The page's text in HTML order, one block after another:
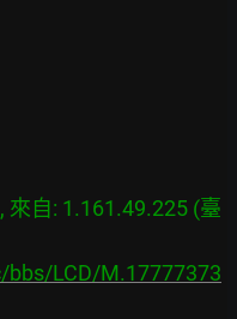
自: 1.161.49.225 (臺
LCD/M.17777373